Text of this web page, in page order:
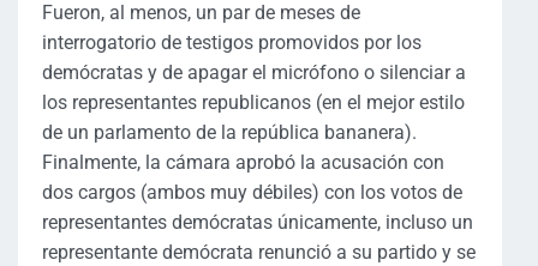
Fueron, al menos, un par de meses de
interrogatorio de testigos promovidos por los
demócratas y de apagar el micrófono o silenciar a
los representantes republicanos (en el mejor estilo
de un parlamento de la república bananera).
Finalmente, la cámara aprobó la acusación con
dos cargos (ambos muy débiles) con los votos de
representantes demócratas únicamente, incluso un
representante demócrata renunció a su partido y se